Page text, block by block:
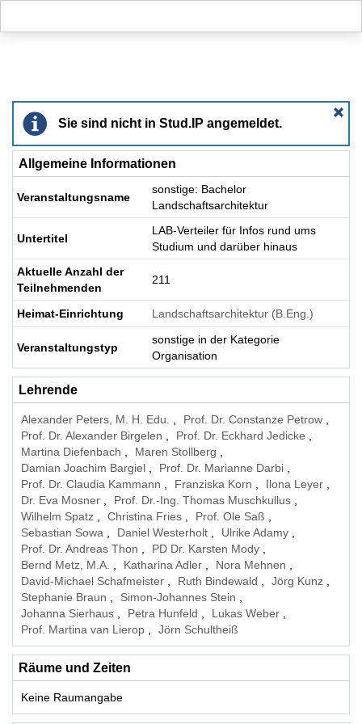
Hauptnavigation
sonstige: Bachelor Landschaftsarchitektur -
Sie sind nicht in Stud.IP angemeldet.
Allgemeine Informationen
Veranstaltungsname
sonstige: Bachelor
Landschaftsarchitektur
Untertitel
LAB-Verteiler für Infos rund ums
Studium und darüber hinaus
Aktuelle Anzahl der
Teilnehmenden
211
Heimat-Einrichtung Landschaftsarchitektur (B.Eng.)
Veranstaltungstyp
sonstige in der Kategorie
Organisation
Lehrende
Alexander Peters, M. H. Edu.
Prof. Dr. Constanze Petrow
Prof. Dr. Alexander Birgelen
Prof. Dr. Eckhard Jedicke
Martina Diefenbach
Maren Stollberg
Damian Joachim Bargiel
Prof. Dr. Marianne Darbi
Prof. Dr. Claudia Kammann
Franziska Korn
Ilona Leyer
Dr. Eva Mosner
Prof. Dr.-Ing. Thomas Muschkullus
Wilhelm Spatz
Christina Fries
Prof. Ole Saß
Sebastian Sowa
Daniel Westerholt
Ulrike Adamy
Prof. Dr. Andreas Thon
PD Dr. Karsten Mody
Bernd Metz, M.A.
Katharina Adler
Nora Mehnen
David-Michael Schafmeister
Ruth Bindewald
Jörg Kunz
Stephanie Braun
Simon-Johannes Stein
Johanna Sierhaus
Petra Hunfeld
Lukas Weber
Prof. Martina van Lierop
Jörn Schultheiß
Räume und Zeiten
Keine Raumangabe